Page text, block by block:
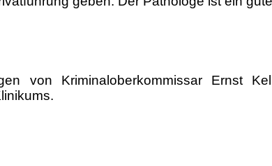
von Kriminaloberkommissar Ernst